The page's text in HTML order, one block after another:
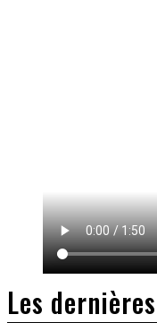
Les